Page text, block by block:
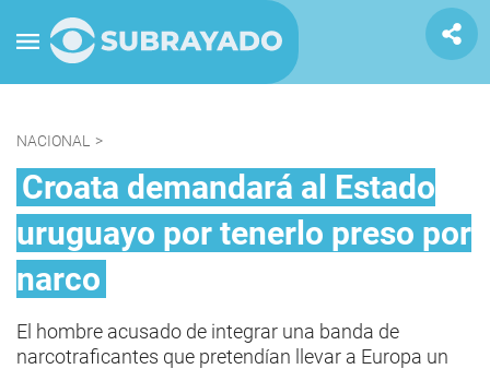
NACIONAL >
Croata demandará al Estado
uruguayo por tenerlo preso por
narco
El hombre acusado de integrar una banda de
narcotraficantes que pretendían llevar a Europa un